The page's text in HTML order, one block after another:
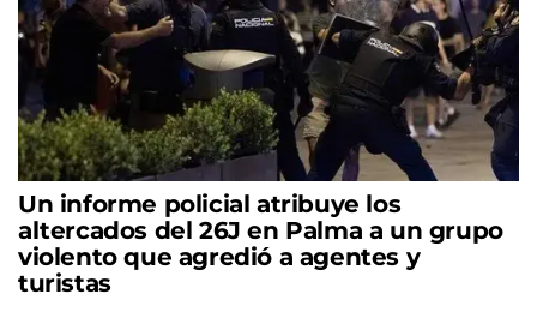
Un informe policial atribuye los
altercados del 26J en Palma a un grupo
violento que agredió a agentes y
turistas